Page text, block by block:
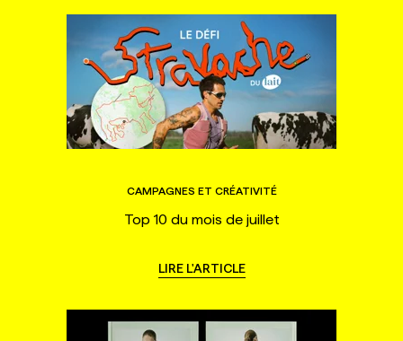
CAMPAGNES ET CRÉATIVITÉ
Top 10 du mois de juillet
LIRE L'ARTICLE